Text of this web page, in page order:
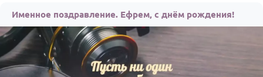
Именное поздравление. Ефрем, с днём рождения!